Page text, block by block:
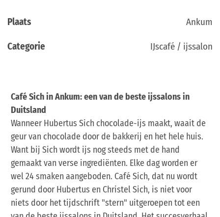
Plaats Ankum
Categorie IJscafé / ijssalon
Café Sich in Ankum: een van de beste ijssalons in
Duitsland
Wanneer Hubertus Sich chocolade-ijs maakt, waait de
geur van chocolade door de bakkerij en het hele huis.
Want bij Sich wordt ijs nog steeds met de hand
gemaakt van verse ingrediënten. Elke dag worden er
wel 24 smaken aangeboden. Café Sich, dat nu wordt
gerund door Hubertus en Christel Sich, is niet voor
niets door het tijdschrift "stern" uitgeroepen tot een